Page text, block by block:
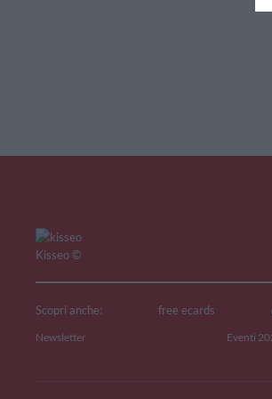
Kisseo©
Scopri anche: free ecards
Newsletter Eventi